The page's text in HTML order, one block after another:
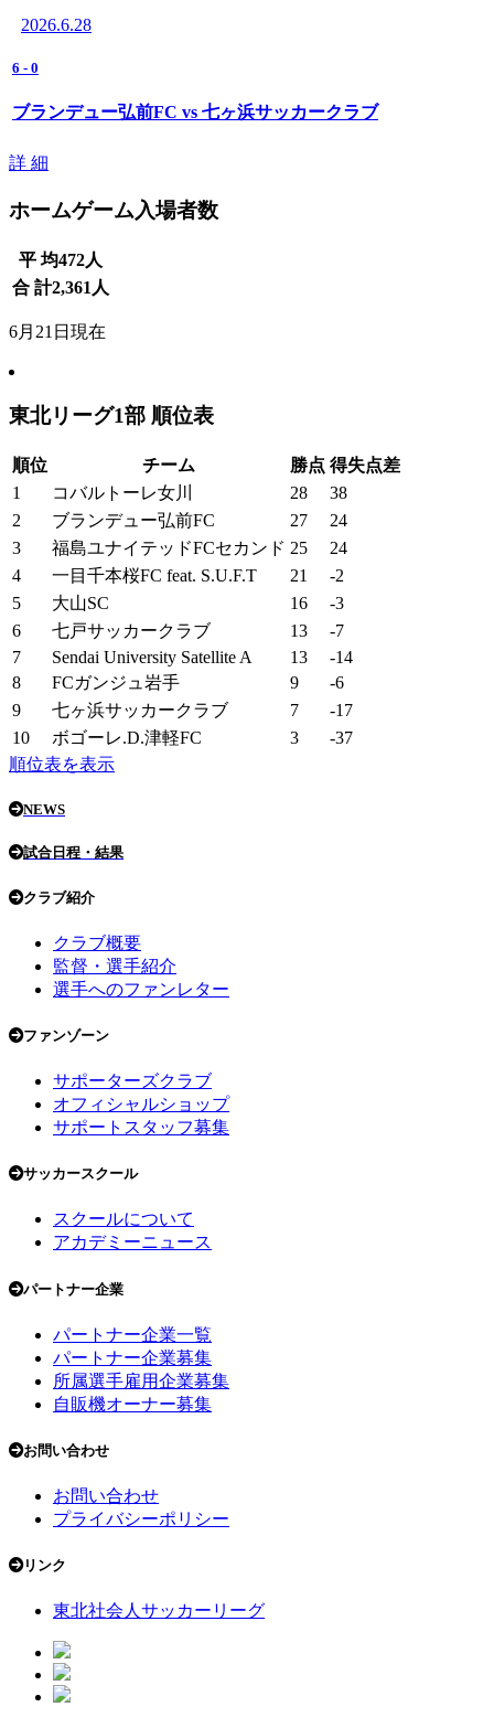
2026.6.28
6 - 0
ブランデュー弘前FC vs 七ヶ浜サッカークラブ
詳 細
ホームゲーム入場者数
平 均472人
合 計2,361 人
6月21日現在
東北リーグ1部 順位表
順位 チーム 勝点 得失点差
1
コバルトーレ女川 28
38
2
ブランデュー弘前FC 27
24
3
福島ユナイテッドFCセカンド 25
24
4
一目千本桜FC feat. S.U.F.T 21
-2
5
大山SC 16
-3
6
七戸サッカークラブ 13
-7
7
Sendai University Satellite A 13
-14
8
FCガンジュ岩手 9
-6
9
七ヶ浜サッカークラブ 7
-17
10
ボゴーレ.D.津軽FC 3
-37
順位表を表示
NEWS
試合日程・結果
クラブ紹介
クラブ概要
監督・選手紹介
選手へのファンレター
ファンゾーン
サポーターズクラブ
オフィシャルショップ
サポートスタッフ募集
サッカースクール
スクールについて
アカデミーニュース
パートナー企業
パートナー企業一覧
パートナー企業募集
所属選手雇用企業募集
自販機オーナー募集
お問い合わせ
お問い合わせ
プライバシーポリシー
リンク
東北社会人サッカーリーグ